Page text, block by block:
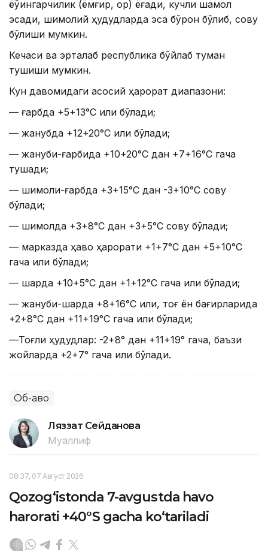
ёўингарчилик (ёмғир, қор) ёғади, кучли шамол
эсади, шимолий ҳудудларда эса бўрон бўлиб, совуқ
бўлиши мумкин.
Кечаси ва эрталаб республика бўйлаб туман
тушиши мумкин.
Кун давомидаги асосий ҳарорат диапазони:
— ғарбда +5+13°С илиқ бўлади;
— жанубда +12+20°С илиқ бўлади;
— жануби-ғарбида +10+20°С дан +7+16°С гача
тушади;
— шимоли-ғарбда +3+15°С дан -3+10°С совуқ
бўлади;
— шимолда +3+8°С дан +3+5°С совуқ бўлади;
— марказда ҳаво ҳарорати +1+7°C дан +5+10°C
гача илиқ бўлади;
— шарқда +10+5°С дан +1+12°С гача илиқ бўлади;
— жануби-шарқда +8+16°С илиқ, тоғ ён бағирларида
+2+8°С дан +11+19°С гача илиқ бўлади;
—Тоғли ҳудудлар: -2+8° дан +11+19° гача, баъзи
жойларда +2+7° гача илиқ бўлади.
Об-ҳаво
Ляззат Сейданова
Муаллиф
08:37, 07 Август 2026
Qozog‘istonda 7-avgustda havo
harorati +40°S gacha ko‘tariladi